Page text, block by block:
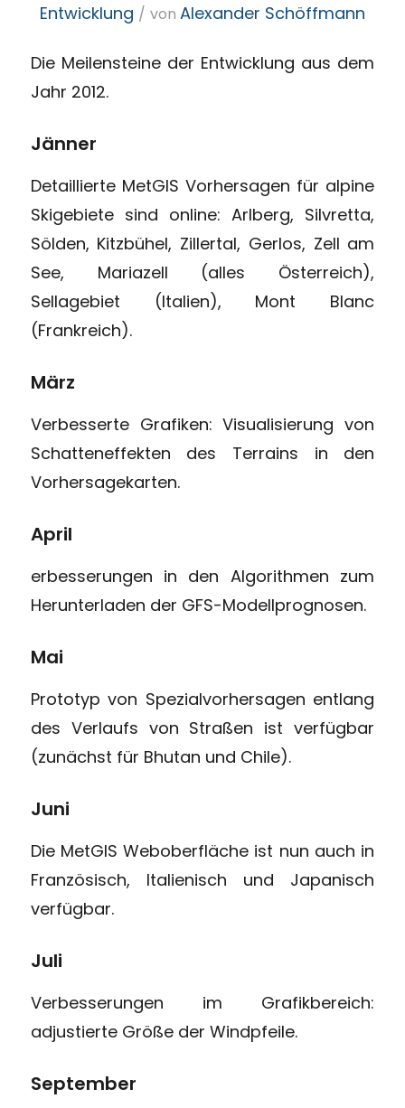
Entwicklung / von Alexander Schöffmann
Die Meilensteine der Entwicklung aus dem
Jahr 2012.
Jänner
Detaillierte MetGIS Vorhersagen für alpine
Skigebiete sind online: Arlberg, Silvretta,
Sölden, Kitzbühel, Zillertal, Gerlos, Zell am
See, Mariazell (alles Österreich),
Sellagebiet (Italien), Mont Blanc
(Frankreich).
März
Verbesserte Grafiken: Visualisierung von
Schatteneffekten des Terrains in den
Vorhersagekarten.
April
erbesserungen in den Algorithmen zum
Herunterladen der GFS-Modellprognosen.
Mai
Prototyp von Spezialvorhersagen entlang
des Verlaufs von Straßen ist verfügbar
(zunächst für Bhutan und Chile).
Juni
Die MetGIS Weboberfläche ist nun auch in
Französisch, Italienisch und Japanisch
verfügbar.
Juli
Verbesserungen im Grafikbereich:
adjustierte Größe der Windpfeile.
September